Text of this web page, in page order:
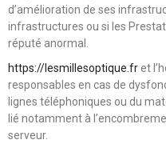
d’amélioration de ses
infrastructures ou si les
réputé anormal.
https://lesmillesoptique.fret
responsables en cas de
lignes téléphoniques ou du
lié notamment à
serveur.